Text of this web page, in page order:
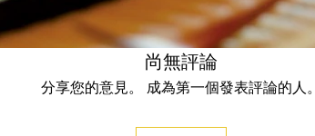
尚無評論
分享您的意見。 成為第一個發表評論的人。